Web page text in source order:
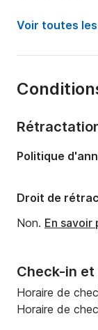
Capacité à
Nombre de
Longueur:
Puissance
Voir toutes
Check-in
Horaire de
Horaire de
Politique
Droit de
Non. En savoir